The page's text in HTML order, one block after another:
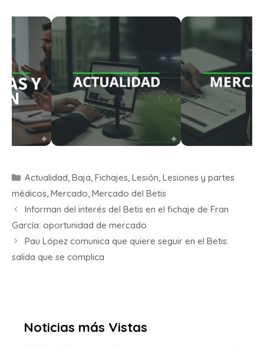
Actualidad, Baja, Fichajes, Lesión, Lesiones y partes
médicos, Mercado, Mercado del Betis
Informan del interés del Betis en el fichaje de Fran
García: oportunidad de mercado
Pau López comunica que quiere seguir en el Betis:
salida que se complica
Noticias más Vistas